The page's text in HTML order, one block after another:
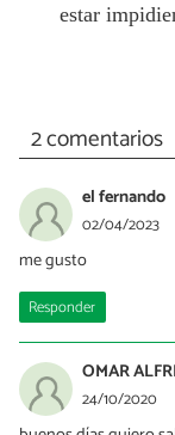
estar
2 comentarios
el fernando
02/04/2023
me gusto
Responder
OMAR
24/10/2020